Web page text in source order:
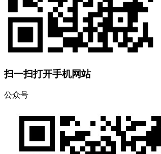
扫一扫打开手机网站
公众号